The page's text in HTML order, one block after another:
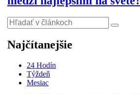
Najčítanejšie
24 Hodín
Týždeň
Mesiac